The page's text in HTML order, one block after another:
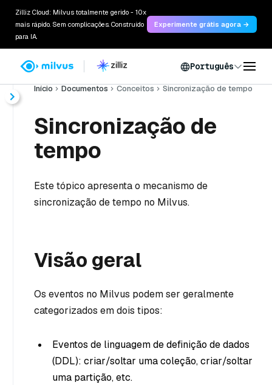
Zilliz Cloud: Milvus totalmente gerido - 10x
mais rápido. Sem complicações. Construído
para IA.
Experimente grátis agora →
Português
Início Documentos Conceitos Sincronização de tempo
Sincronização de
tempo
Este tópico apresenta o mecanismo de
sincronização de tempo no Milvus.
Visão geral
Os eventos no Milvus podem ser geralmente
categorizados em dois tipos:
Eventos de linguagem de definição de dados
(DDL): criar/soltar uma coleção, criar/soltar
uma partição, etc.